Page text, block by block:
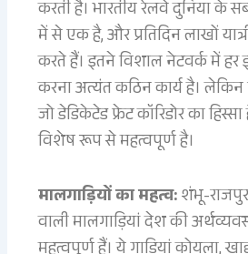
करती है। भारतीय रेलवे दुनिया के
में से एक है, और प्रतिदिन लाखों
करते हैं। इतने विशाल नेटवर्क में हर
करना अत्यंत कठिन कार्य है।
जो डेडिकेटेड फ्रेट कॉरिडोर का
विशेष रूप से महत्वपूर्ण है।
मालगाड़ियों का महत्व:शंभू-
वाली मालगाड़ियां देश की